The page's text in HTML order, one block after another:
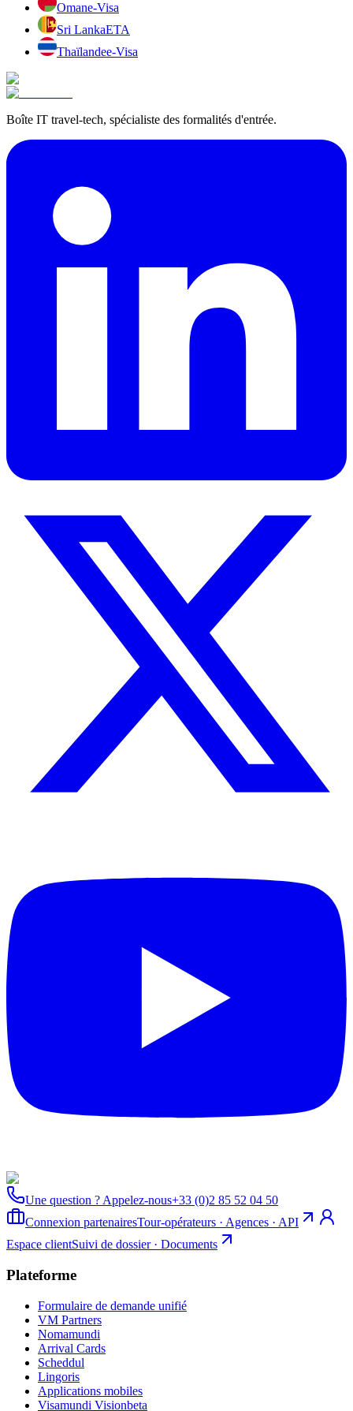
Omane-Visa
Sri LankaETA
Thaïlandee-Visa
Boîte IT travel-tech, spécialiste des formalités d'entrée.
Une question ? Appelez-nous+33 (0)2 85 52 04 50
Connexion partenairesTour-opérateurs · Agences · API
Espace clientSuivi de dossier · Documents
Plateforme
Formulaire de demande unifié
VM Partners
Nomamundi
Arrival Cards
Scheddul
Lingoris
Applications mobiles
Visamundi Visionbeta